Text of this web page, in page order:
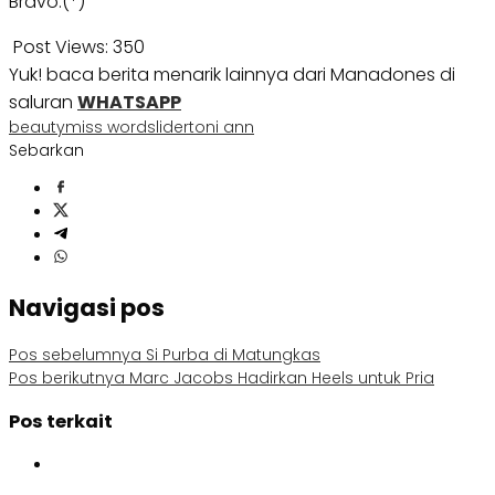
Post Views: 350
Yuk! baca berita menarik lainnya dari Manadones di
saluran WHATSAPP
beautymiss wordslidertoni ann
Sebarkan
Navigasi pos
Pos sebelumnya Si Purba di Matungkas
Pos berikutnya Marc Jacobs Hadirkan Heels untuk Pria
Pos terkait